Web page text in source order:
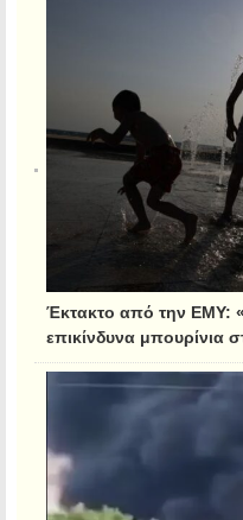
Έκτακτο από την ΕΜΥ:
επικίνδυνα μπουρίνια